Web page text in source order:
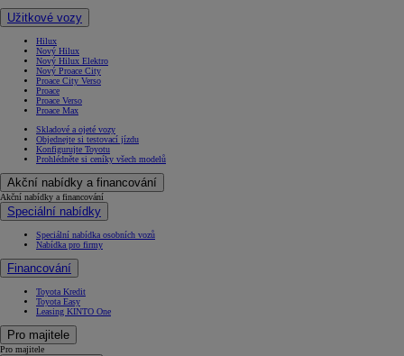
Užitkové vozy
Hilux
Nový Hilux
Nový Hilux Elektro
Nový Proace City
Proace City Verso
Proace
Proace Verso
Proace Max
Skladové a ojeté vozy
Objednejte si testovací jízdu
Konfigurujte Toyotu
Prohlédněte si ceníky všech modelů
Akční nabídky a financování
Akční nabídky a financování
Speciální nabídky
Speciální nabídka osobních vozů
Nabídka pro firmy
Financování
Toyota Kredit
Toyota Easy
Leasing KINTO One
Pro majitele
Pro majitele